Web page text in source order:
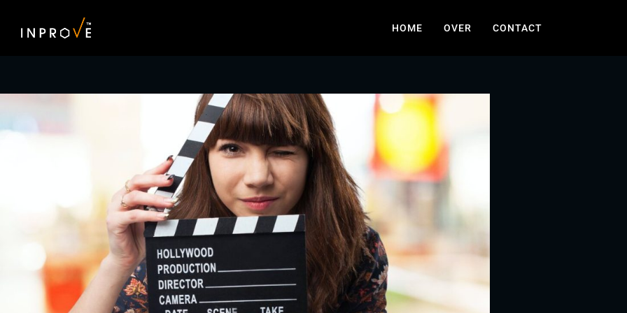
HOME OVER CONTACT